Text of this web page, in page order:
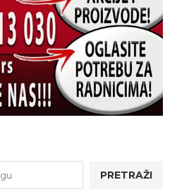
PRETRAŽI